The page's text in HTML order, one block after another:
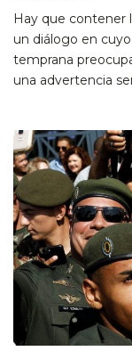
Hay que contener
un diálogo en
temprana
una advertencia